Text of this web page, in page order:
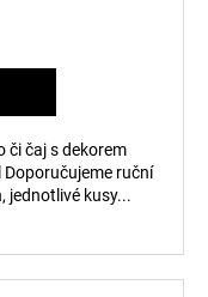
či čaj s dekorem
ruční
jednotlivé kusy...